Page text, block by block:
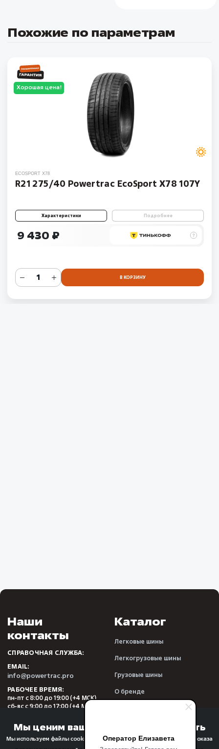
Оператор Елизавета
Похожие по параметрам
Хорошая цена!
ECOSPORT X78
R21 275/40 Powertrac EcoSport X78 107Y
Характеристики Подробнее
9 430 ₽
В КОРЗИНУ
Наши
контакты
СПРАВОЧНАЯ СЛУЖБА:
EMAIL:
info@powertrac.pro
РАБОЧЕЕ ВРЕМЯ:
пн-пт с 8:00 до 19:00 (+4 МСК)
сб-вс с 9:00 до 17:00 (+4 МСК)
Каталог
Легковые шины
Легкогрузовые шины
Грузовые шины
О бренде
Мы ценим вашу конфиденциальность
Мы используем файлы cookie для улучшения качества просмотра, показа